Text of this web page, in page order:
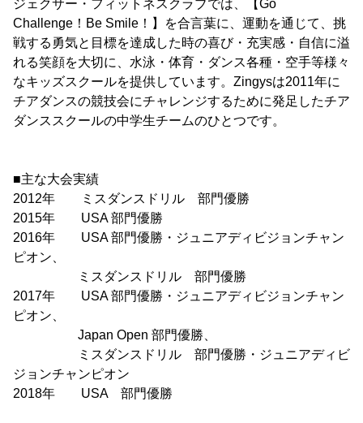
ジェクサー・フィットネスクラブでは、【Go
Challenge！Be Smile！】を合言葉に、運動を通じて、挑
戦する勇気と目標を達成した時の喜び・充実感・自信に溢
れる笑顔を大切に、水泳・体育・ダンス各種・空手等様々
なキッズスクールを提供しています。Zingysは2011年に
チアダンスの競技会にチャレンジするために発足したチア
ダンススクールの中学生チームのひとつです。
■主な大会実績
2012年 ミスダンスドリル 部門優勝
2015年 USA 部門優勝
2016年 USA 部門優勝・ジュニアディビジョンチャン
ピオン、
ミスダンスドリル 部門優勝
2017年 USA 部門優勝・ジュニアディビジョンチャン
ピオン、
Japan Open 部門優勝、
ミスダンスドリル 部門優勝・ジュニアディビ
ジョンチャンピオン
2018年 USA 部門優勝